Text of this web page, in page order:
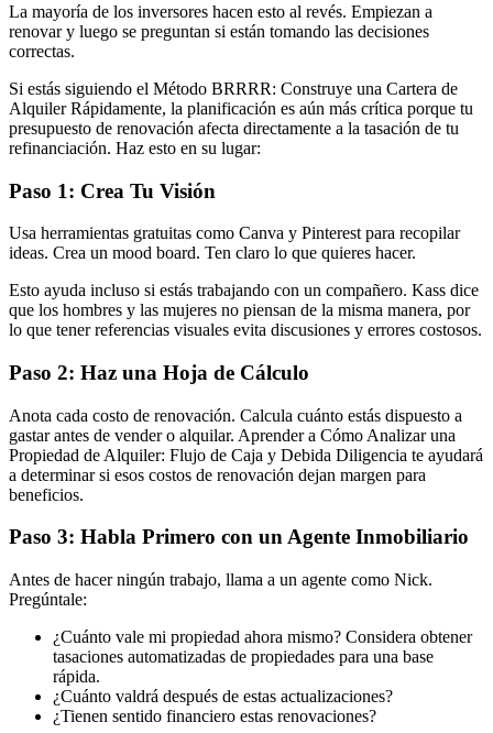
La mayoría de los inversores hacen esto al revés. Empiezan a
renovar y luego se preguntan si están tomando las decisiones
correctas.
Si estás siguiendo el Método BRRRR: Construye una Cartera de
Alquiler Rápidamente, la planificación es aún más crítica porque tu
presupuesto de renovación afecta directamente a la tasación de tu
refinanciación. Haz esto en su lugar:
Paso 1: Crea Tu Visión
Usa herramientas gratuitas como Canva y Pinterest para recopilar
ideas. Crea un mood board. Ten claro lo que quieres hacer.
Esto ayuda incluso si estás trabajando con un compañero. Kass dice
que los hombres y las mujeres no piensan de la misma manera, por
lo que tener referencias visuales evita discusiones y errores costosos.
Paso 2: Haz una Hoja de Cálculo
Anota cada costo de renovación. Calcula cuánto estás dispuesto a
gastar antes de vender o alquilar. Aprender a Cómo Analizar una
Propiedad de Alquiler: Flujo de Caja y Debida Diligencia te ayudará
a determinar si esos costos de renovación dejan margen para
beneficios.
Paso 3: Habla Primero con un Agente Inmobiliario
Antes de hacer ningún trabajo, llama a un agente como Nick.
Pregúntale:
¿Cuánto vale mi propiedad ahora mismo? Considera obtener
tasaciones automatizadas de propiedades para una base
rápida.
¿Cuánto valdrá después de estas actualizaciones?
¿Tienen sentido financiero estas renovaciones?